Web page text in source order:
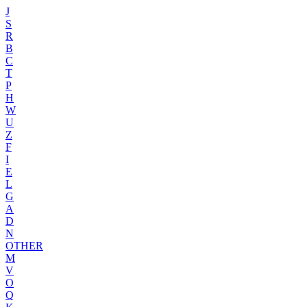
J
S
R
B
C
T
P
H
W
U
Z
F
I
E
L
G
A
D
N
OTHER
M
V
O
Q